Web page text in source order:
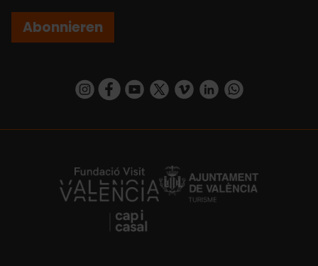
Abonnieren
https://www.instagram.com/visit_valencia/
https://www.facebook.com/
https://www.youtube.com/user/
https://twitter.com/_VivaValencia
https://vimeo.com/
https://www.linkedin.com/company/turismo-valencia/https://api.whatsapp.com/send/
https://fundacion.visitvalencia.com/